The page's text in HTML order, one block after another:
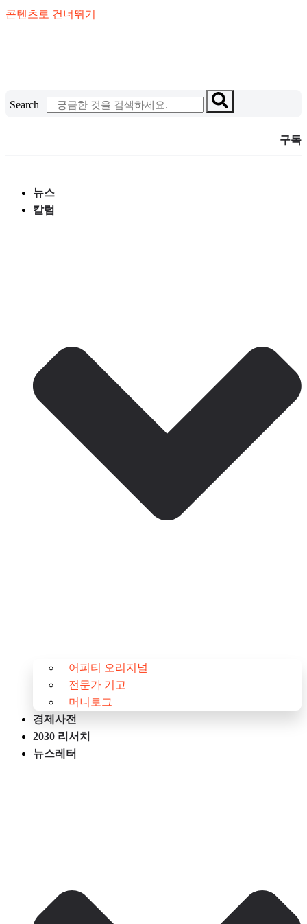
콘텐츠로 건너뛰기
Search
구독
뉴스
칼럼
어피티 오리지널
전문가 기고
머니로그
경제사전
2030 리서치
뉴스레터